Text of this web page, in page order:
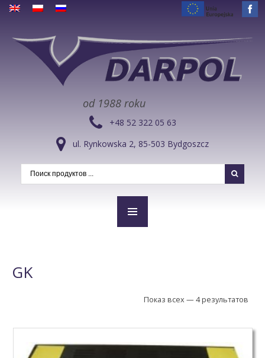
od 1988 roku
+48 52 322 05 63
ul. Rynkowska 2, 85-503 Bydgoszcz
GK
Показ всех — 4 результатов